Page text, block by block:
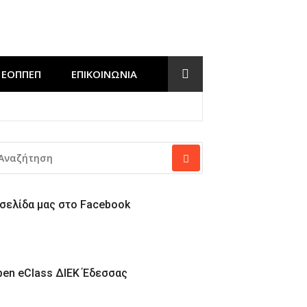
ΕΟΠΠΕΠ ΕΠΙΚΟΙΝΩΝΊΑ
μας στο Facebook
eClass ΔΙΕΚ Έδεσσας